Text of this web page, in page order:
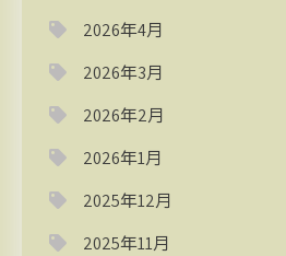
2026年4月
2026年3月
2026年2月
2026年1月
2025年12月
2025年11月